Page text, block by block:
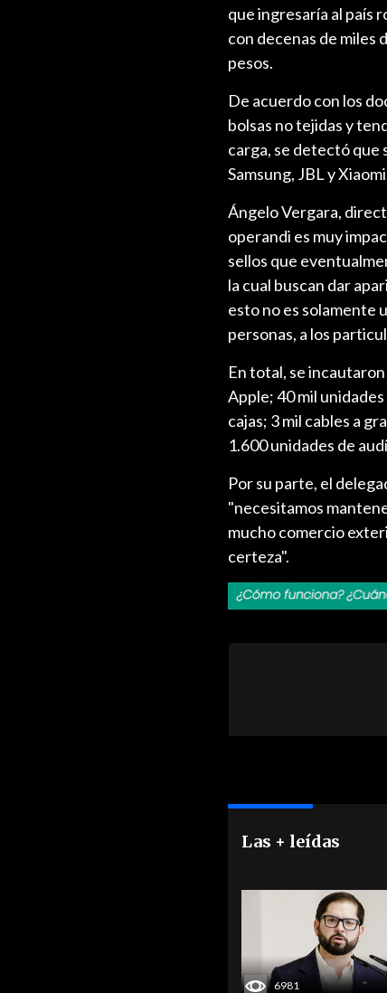
que ingresaría al país
con decenas de miles
pesos.
De acuerdo con los
bolsas no tejidas y
carga, se detectó que
Samsung, JBL y
Ángelo Vergara,
operandi es muy
sellos que
la cual buscan dar
esto no es solamente
personas, a los
En total, se
Apple; 40 mil
cajas; 3 mil cables a
1.600 unidades de
Por su parte, el
"necesitamos
mucho comercio
certeza".
Las + leídas
6981